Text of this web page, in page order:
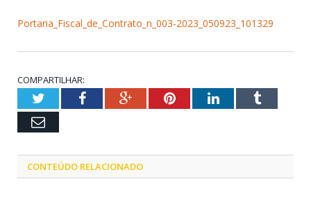
Portaria_Fiscal_de_Contrato_n_003-2023_050923_101329
COMPARTILHAR:
TwitterFacebookGoogle+PinterestLinkedInTumblr
Email
CONTEÚDO RELACIONADO